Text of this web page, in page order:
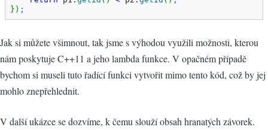
} ) ;
Jak si můžete všimnout, tak jsme s výhodou využili možnosti, kterou
nám poskytuje C++11 a jeho lambda funkce. V opačném případě
bychom si museli tuto řadící funkci vytvořit mimo tento kód, což by jej
mohlo znepřehlednit.
V další ukázce se dozvíme, k čemu slouží obsah hranatých závorek.